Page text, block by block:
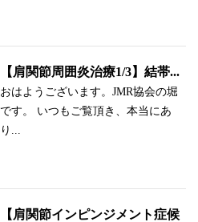
【肩関節周囲炎治療1/3】結帯...
おはようございます。JMR協会の堀
です。 いつもご覧頂き、本当にあ
り...
【肩関節インピンジメント症候